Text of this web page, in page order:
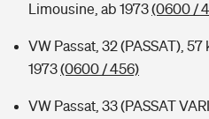
Limousine, ab 1973(0600 /
VW Passat, 32 (PASSAT),
1973(0600 / 456)
VW Passat, 33 (PASSAT